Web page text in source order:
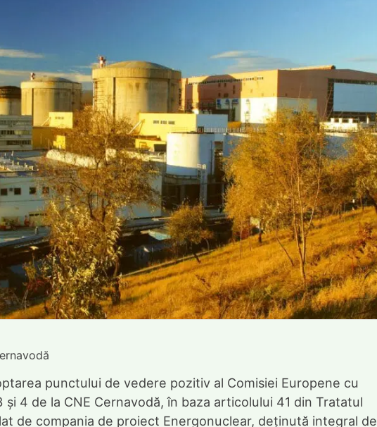
punctului de vedere pozitiv al Comisiei Europene cu
4 de la CNE Cernavodă, în baza articolului 41 din Tratatul
de compania de proiect Energonuclear, deținută integral de